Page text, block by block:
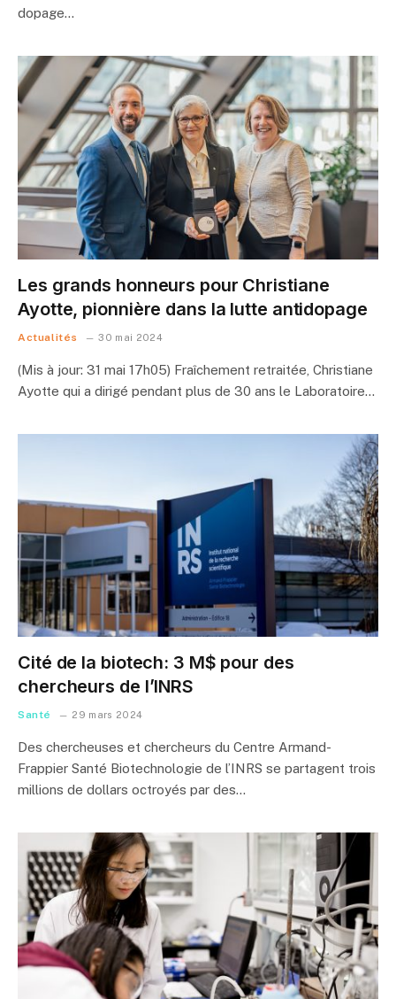
dopage…
Les grands honneurs pour Christiane
Ayotte, pionnière dans la lutte antidopage
Actualités 30 mai 2024
(Mis à jour: 31 mai 17h05) Fraîchement retraitée, Christiane
Ayotte qui a dirigé pendant plus de 30 ans le Laboratoire…
Cité de la biotech: 3 M$ pour des
chercheurs de l’INRS
Santé 29 mars 2024
Des chercheuses et chercheurs du Centre Armand-
Frappier Santé Biotechnologie de l’INRS se partagent trois
millions de dollars octroyés par des…